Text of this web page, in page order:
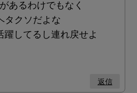
あるわけでもなく
タクソだよな
躍してるし連れ戻せよ
返信